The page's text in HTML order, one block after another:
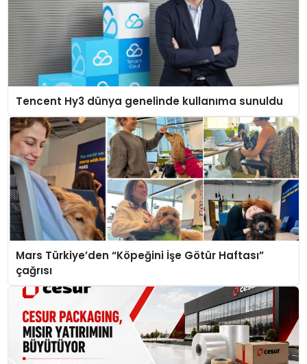
Tencent Hy3 dünya genelinde kullanıma sunuldu
Mars Türkiye’den “Köpeğini İşe Götür Haftası”
çağrısı